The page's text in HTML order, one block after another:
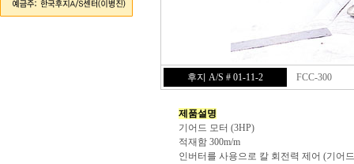
후지 A/S # 01-11-2 FCC-300
제품설명
기어드 모터 (3HP)
적재함 300m/m
인버터를 사용으로 칼 회전력 제어 (기어